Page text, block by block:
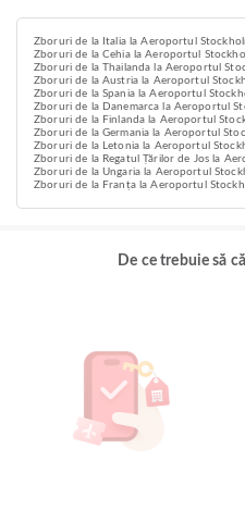
Zboruri de la Italia la Aeroportul
Zboruri de la Cehia la Aeroportul
Zboruri de la Thailanda la Aeroportul
Zboruri de la Austria la Aeroportul
Zboruri de la Spania la Aeroportul
Zboruri de la Danemarca la Aeroportul
Zboruri de la Finlanda la Aeroportul
Zboruri de la Germania la Aeroportul
Zboruri de la Letonia la Aeroportul
Zboruri de la Regatul Țărilor de Jos la
Zboruri de la Ungaria la Aeroportul
Zboruri de la Franța la Aeroportul
De ce trebuie să